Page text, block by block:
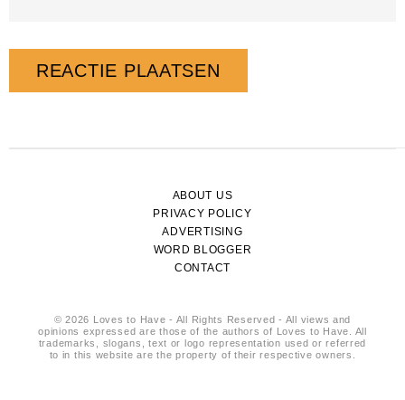
ABOUT US
PRIVACY POLICY
ADVERTISING
WORD BLOGGER
CONTACT
© 2026 Loves to Have - All Rights Reserved - All views and
opinions expressed are those of the authors of Loves to Have. All
trademarks, slogans, text or logo representation used or referred
to in this website are the property of their respective owners.